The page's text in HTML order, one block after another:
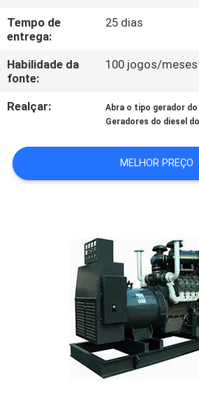
PEÇA
UMAS
CITAÇÕES
DO
SITE
Tempo de
entrega:
25 dias
Habilidade da
fonte:
100 jogos/meses
Realçar: Abra o tipo gerador do
Geradores do diesel
MELHOR PREÇO